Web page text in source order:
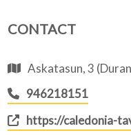
CONTACT
Askatasun, 3
946218151
https://caledonia-